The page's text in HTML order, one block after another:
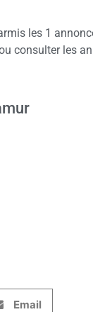
les 1
consulter les
Email